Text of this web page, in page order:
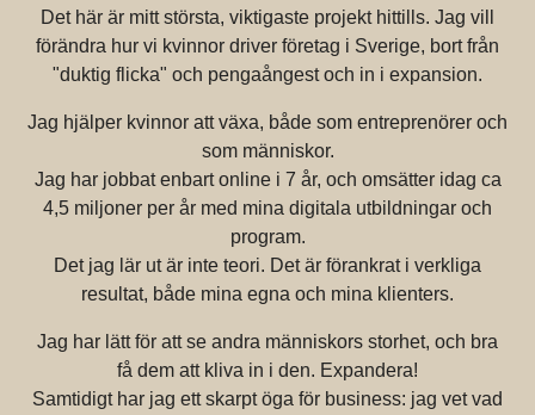
Det här är mitt största, viktigaste projekt hittills. Jag vill
förändra hur vi kvinnor driver företag i Sverige, bort från
"duktig flicka" och pengaångest och in i expansion.
Jag hjälper kvinnor att växa, både som entreprenörer och
som människor.
Jag har jobbat enbart online i 7 år, och omsätter idag ca
4,5 miljoner per år med mina digitala utbildningar och
program.
Det jag lär ut är inte teori. Det är förankrat i verkliga
resultat, både mina egna och mina klienters.
Jag har lätt för att se andra människors storhet, och bra
få dem att kliva in i den. Expandera!
Samtidigt har jag ett skarpt öga för business: jag vet vad